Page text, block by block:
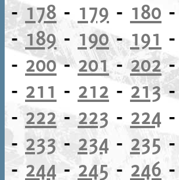
-178 - 179 - 180 -
-189 - 190-191 -
- 200-201-202
- 211 - 212 -213-
-222- 223 - 224 -
-233- 234 - 235 -
- 244- 245 - 246 -